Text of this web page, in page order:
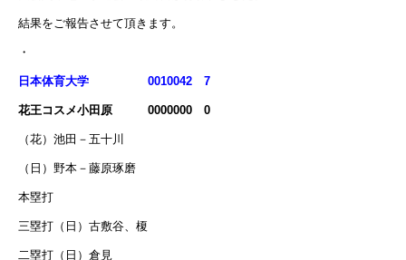
結果をご報告させて頂きます。
・
日本体育大学 0010042 7
花王コスメ小田原 0000000 0
（花）池田－五十川
（日）野本－藤原琢磨
本塁打
三塁打（日）古敷谷、榎
二塁打（日）倉見